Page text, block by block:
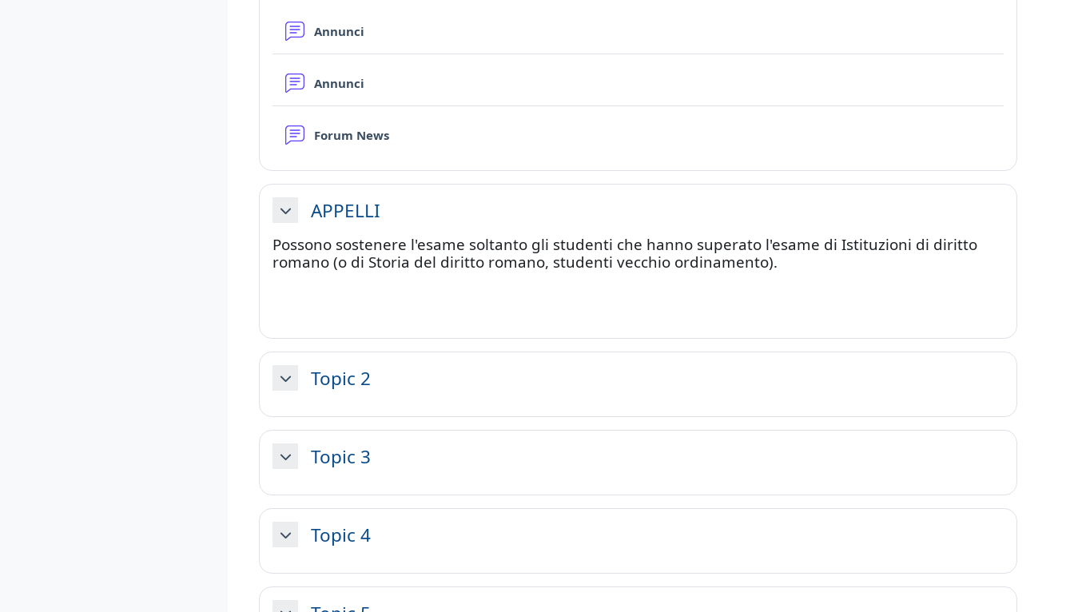
Annunci
Annunci
Forum News
MinimizzaAPPELLI
Possono sostenere l'esame soltanto gli studenti che hanno superato l'esame di Istituzioni di diritto
romano (o di Storia del diritto romano, studenti vecchio ordinamento).
MinimizzaTopic 2
MinimizzaTopic 3
MinimizzaTopic 4